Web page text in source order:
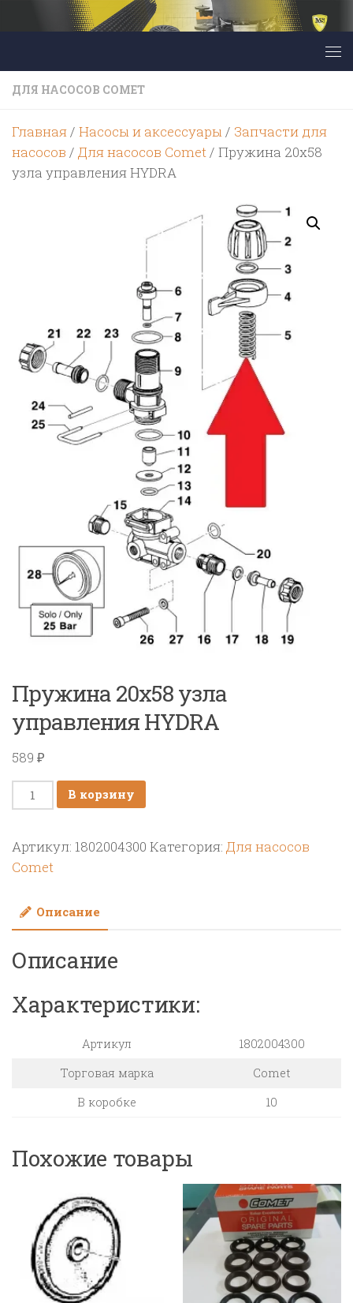
Перейти к содержимому
ДЛЯ НАСОСОВ COMET
Главная/ Насосы и аксессуары/ Запчасти для
насосов / Для насосов Comet/ Пружина 20х58
узла управления HYDRA
Пружина 20х58 узла
управления HYDRA
589 ₽
Количество
товара
20х58
узла
HYDRA
В корзину
Артикул: 1802004300 Категория: Для насосов
Comet
Описание
Описание
Характеристики:
Артикул
1802004300
Торговая марка
Comet
В коробке
10
Похожие товары